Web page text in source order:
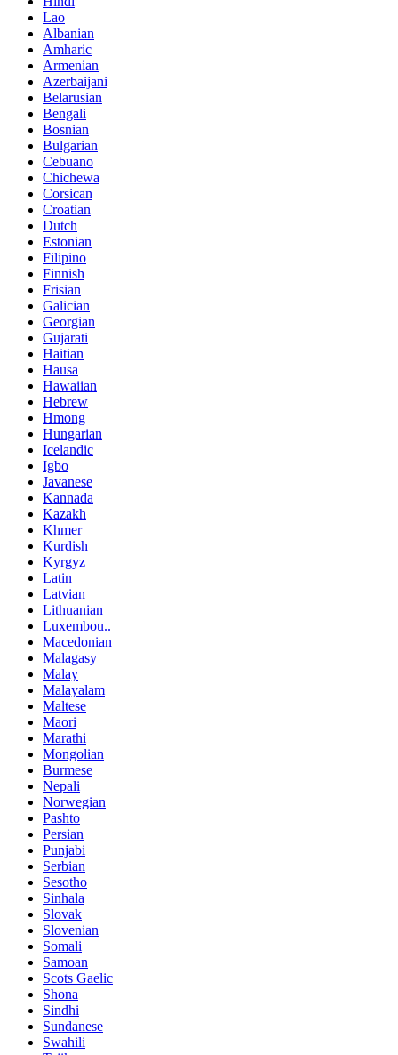
Lao
Albanian
Amharic
Armenian
Azerbaijani
Belarusian
Bengali
Bosnian
Bulgarian
Cebuano
Chichewa
Corsican
Croatian
Dutch
Estonian
Filipino
Finnish
Frisian
Galician
Georgian
Gujarati
Haitian
Hausa
Hawaiian
Hebrew
Hmong
Hungarian
Icelandic
Igbo
Javanese
Kannada
Kazakh
Khmer
Kurdish
Kyrgyz
Latin
Latvian
Lithuanian
Luxembou..
Macedonian
Malagasy
Malay
Malayalam
Maltese
Maori
Marathi
Mongolian
Burmese
Nepali
Norwegian
Pashto
Persian
Punjabi
Serbian
Sesotho
Sinhala
Slovak
Slovenian
Somali
Samoan
Scots Gaelic
Shona
Sindhi
Sundanese
Swahili